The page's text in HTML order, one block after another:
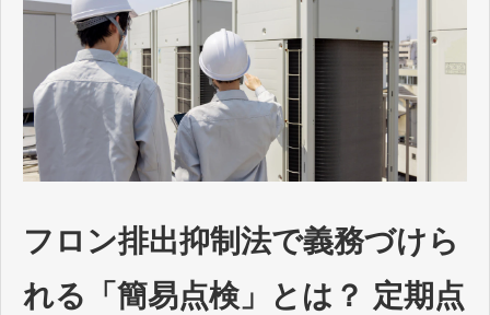
気流シュミレーション
施工実績
ブログ
対応エリア
お知らせ・新着情報
フロン排出抑制法で義務づけら
れる「簡易点検」とは？ 定期点